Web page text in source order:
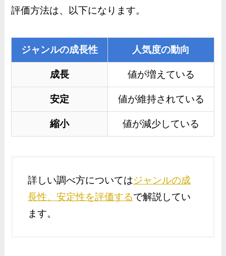
評価方法は、以下になります。
ジャンルの成長性 人気度の動向
成長 値が増えている
安定 値が維持されている
縮小 値が減少している
詳しい調べ方についてはジャンルの成
長性、安定性を評価するで解説してい
ます。